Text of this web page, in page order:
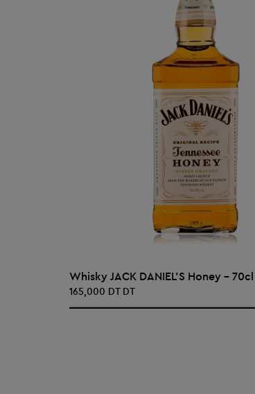
AJOUTER AU PANIER
Whisky JACK DANIEL'S Honey - 70cl
165,000 DT DT